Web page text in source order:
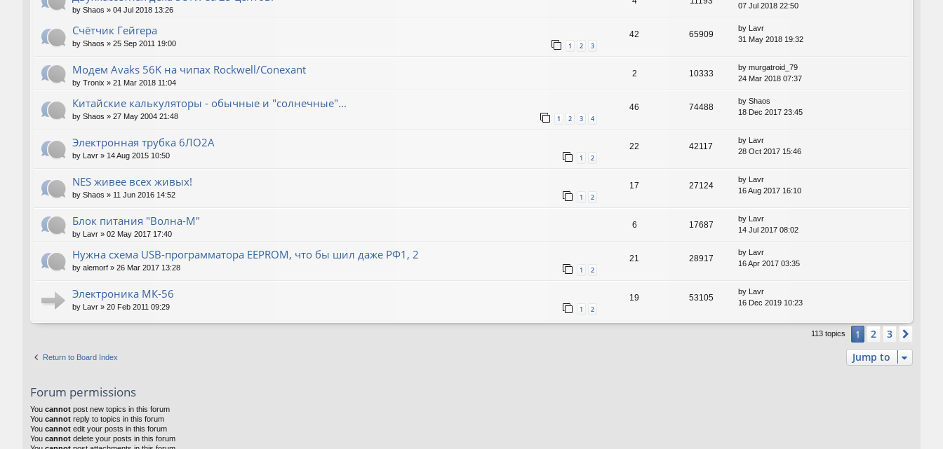
by Shaos » 04 Jul 2018 13:26
07 Jul 2018 22:50
Счётчик Гейгера
by Shaos » 25 Sep 2011 19:00 1 2 3
42 65909
by Lavr
31 May 2018 19:32
Модем Avaks 56K на чипах Rockwell/Conexant
by Tronix » 21 Mar 2018 11:04
2 10333
by murgatroid_79
24 Mar 2018 07:37
Китайские калькуляторы - обычные и "солнечные"...
by Shaos » 27 May 2004 21:48 1 2 3 4
46 74488
by Shaos
18 Dec 2017 23:45
Электронная трубка 6ЛО2А
by Lavr » 14 Aug 2015 10:50 1 2
22 42117
by Lavr
28 Oct 2017 15:46
NES живее всех живых!
by Shaos » 11 Jun 2016 14:52 1 2
17 27124
by Lavr
16 Aug 2017 16:10
Блок питания "Волна-М"
by Lavr » 02 May 2017 17:40
6 17687
by Lavr
14 Jul 2017 08:02
Нужна схема USB-программатора EEPROM, что бы шил даже РФ1, 2
by alemorf » 26 Mar 2017 13:28 1 2
21 28917
by Lavr
16 Apr 2017 03:35
Электроника МК-56
by Lavr » 20 Feb 2011 09:29 1 2
19 53105
by Lavr
16 Dec 2019 10:23
113 topics 1 2 3
Return to Board Index Jump to
Forum permissions
You cannot post new topics in this forum
You cannot reply to topics in this forum
You cannot edit your posts in this forum
You cannot delete your posts in this forum